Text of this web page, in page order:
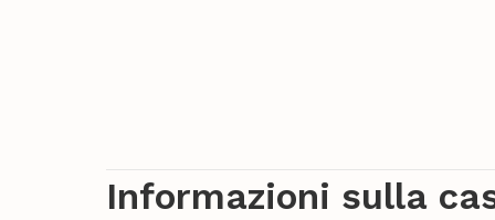
Informazioni sulla